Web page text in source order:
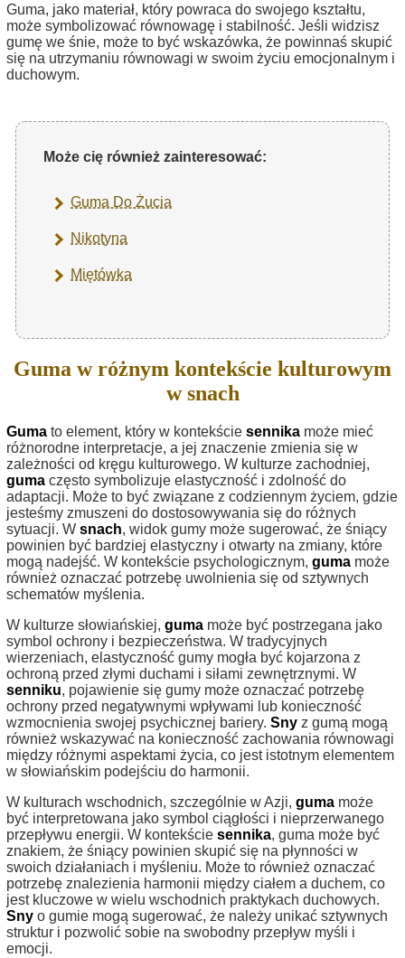
Guma, jako materiał, który powraca do swojego kształtu,
może symbolizować równowagę i stabilność. Jeśli widzisz
gumę we śnie, może to być wskazówka, że powinnaś skupić
się na utrzymaniu równowagi w swoim życiu emocjonalnym i
duchowym.
Może cię również zainteresować:
Guma Do Żucia
Nikotyna
Miętówka
Guma w różnym kontekście kulturowym
w snach
Guma to element, który w kontekście sennika może mieć
różnorodne interpretacje, a jej znaczenie zmienia się w
zależności od kręgu kulturowego. W kulturze zachodniej,
guma często symbolizuje elastyczność i zdolność do
adaptacji. Może to być związane z codziennym życiem, gdzie
jesteśmy zmuszeni do dostosowywania się do różnych
sytuacji. W snach, widok gumy może sugerować, że śniący
powinien być bardziej elastyczny i otwarty na zmiany, które
mogą nadejść. W kontekście psychologicznym, guma może
również oznaczać potrzebę uwolnienia się od sztywnych
schematów myślenia.
W kulturze słowiańskiej, guma może być postrzegana jako
symbol ochrony i bezpieczeństwa. W tradycyjnych
wierzeniach, elastyczność gumy mogła być kojarzona z
ochroną przed złymi duchami i siłami zewnętrznymi. W
senniku, pojawienie się gumy może oznaczać potrzebę
ochrony przed negatywnymi wpływami lub konieczność
wzmocnienia swojej psychicznej bariery. Sny z gumą mogą
również wskazywać na konieczność zachowania równowagi
między różnymi aspektami życia, co jest istotnym elementem
w słowiańskim podejściu do harmonii.
W kulturach wschodnich, szczególnie w Azji, guma może
być interpretowana jako symbol ciągłości i nieprzerwanego
przepływu energii. W kontekście sennika, guma może być
znakiem, że śniący powinien skupić się na płynności w
swoich działaniach i myśleniu. Może to również oznaczać
potrzebę znalezienia harmonii między ciałem a duchem, co
jest kluczowe w wielu wschodnich praktykach duchowych.
Sny o gumie mogą sugerować, że należy unikać sztywnych
struktur i pozwolić sobie na swobodny przepływ myśli i
emocji.